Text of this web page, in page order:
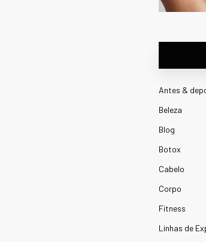
Antes &
Beleza
Blog
Botox
Cabelo
Corpo
Fitness
Linhas de